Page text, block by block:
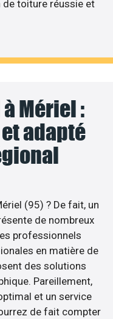
de toiture réussie et
Mériel :
adapté
(95) ? De fait, un
de nombreux
professionnels
en matière de
des solutions
Pareillement,
et un service
de fait compter